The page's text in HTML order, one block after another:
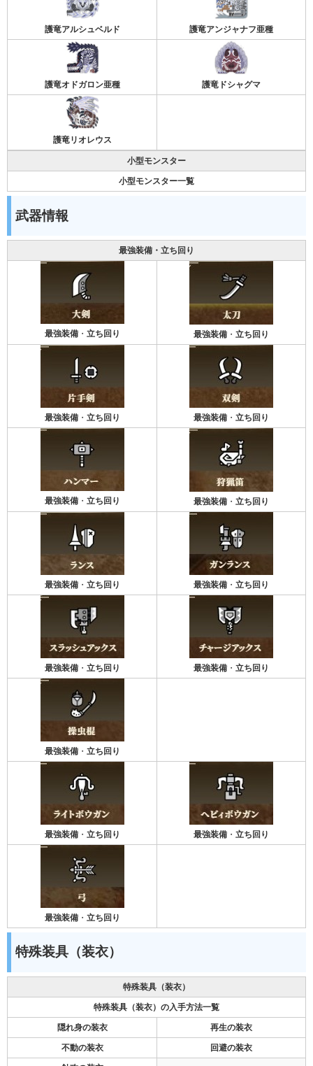
護竜アルシュベルド 護竜アンジャナフ亜種
護竜オドガロン亜種 護竜ドシャグマ
護竜リオレウス
小型モンスター
小型モンスター一覧
武器情報
最強装備・立ち回り
最強装備・ 立ち回り 最強装備 ・ 立ち回り
最強装備・ 立ち回り 最強装備 ・ 立ち回り
最強装備・ 立ち回り 最強装備 ・ 立ち回り
最強装備・ 立ち回り 最強装備 ・ 立ち回り
最強装備・ 立ち回り 最強装備 ・ 立ち回り
最強装備・ 立ち回り
最強装備・ 立ち回り 最強装備 ・ 立ち回り
最強装備・ 立ち回り
特殊装具（装衣）
特殊装具（装衣）
特殊装具（装衣）の入手方法一覧
隠れ身の装衣 再生の装衣
不動の装衣 回避の装衣